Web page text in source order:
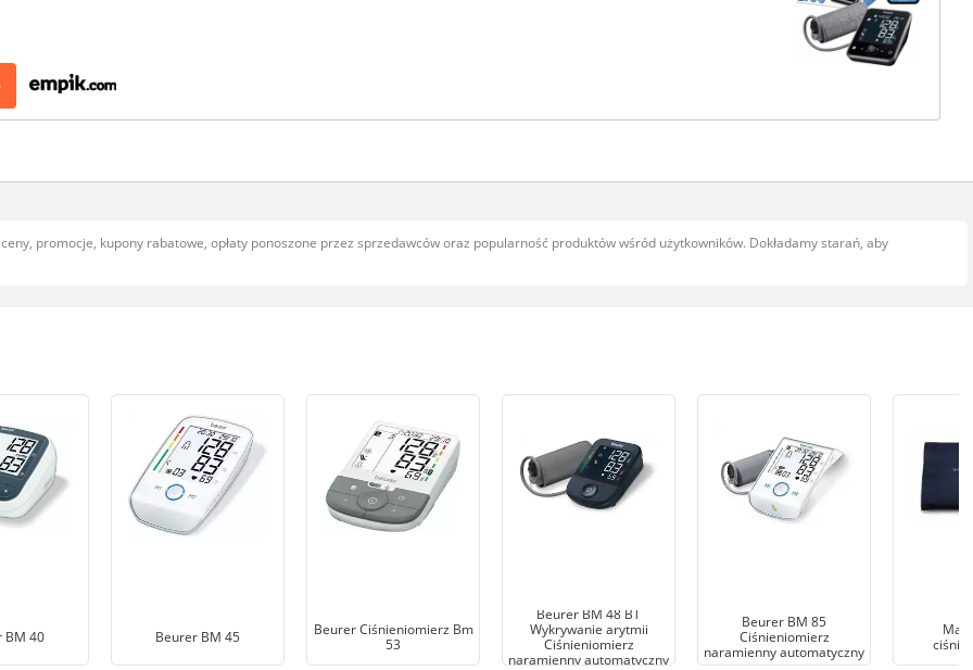
promocje, kupony rabatowe, opłaty ponoszone przez sprzedawców oraz popularność produktów wśród użytkowników. Dokładamy starań, aby
BM 40 Beurer BM 45
Beurer Ciśnieniomierz Bm
53
Beurer BM 48 BT
Wykrywanie arytmii
Ciśnieniomierz
naramienny automatyczny
Beurer BM 85
Ciśnieniomierz
naramienny automatyczny